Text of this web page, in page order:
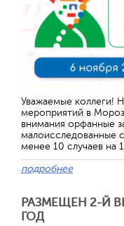
Уважаемые коллеги!
мероприятий в
внимания орфанные
малоисследованные
менее 10 случаев на
подробнее
РАЗМЕЩЕН 2-Й
ГОД